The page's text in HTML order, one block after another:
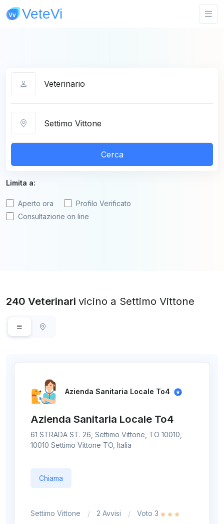
Cerca
Limita a:
Aperto ora
Profilo Verificato
Consultazione on line
240 Veterinari vicino a Settimo Vittone
Azienda Sanitaria Locale To4
Azienda Sanitaria Locale To4
61 STRADA ST. 26, Settimo Vittone, TO 10010,
10010 Settimo Vittone TO, Italia
Chiama
Settimo Vittone 2 Avvisi Voto 3